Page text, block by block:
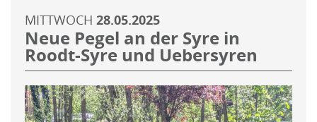
MITTWOCH 28.05.2025
Neue Pegel an der Syre in
Roodt-Syre und Uebersyren